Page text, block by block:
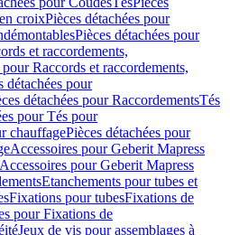
croixPièces détachées pour
Pièces détachées pour
et raccordements,
pour Raccords et raccordements,
détachées pour
détachées pour RaccordementsTés
pour Tés pour
chauffagePièces détachées pour
Accessoires pour Geberit Mapress
pour Geberit Mapress
Etanchements pour tubes et
Fixations pour tubesFixations de
pour Fixations de
Jeux de vis pour assemblages à